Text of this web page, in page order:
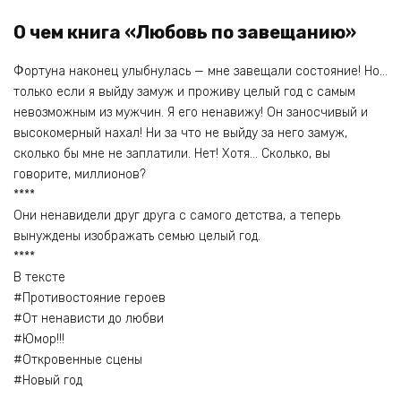
О чем книга «Любовь по завещанию»
Фортуна наконец улыбнулась — мне завещали состояние! Но…
только если я выйду замуж и проживу целый год с самым
невозможным из мужчин. Я его ненавижу! Он заносчивый и
высокомерный нахал! Ни за что не выйду за него замуж,
сколько бы мне не заплатили. Нет! Хотя… Сколько, вы
говорите, миллионов?
****
Они ненавидели друг друга с самого детства, а теперь
вынуждены изображать семью целый год.
****
В тексте
#Противостояние героев
#От ненависти до любви
#Юмор!!!
#Откровенные сцены
#Новый год